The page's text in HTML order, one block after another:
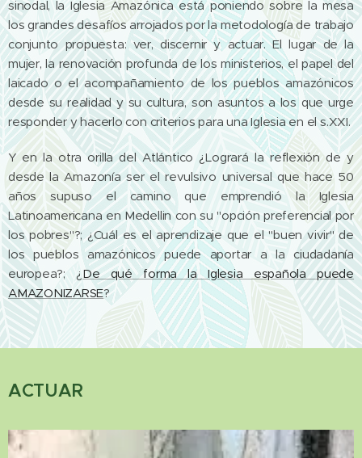
sinodal, la Iglesia Amazónica está poniendo sobre la mesa
los grandes desafíos arrojados por la metodología de trabajo
conjunto propuesta: ver, discernir y actuar. El lugar de la
mujer, la renovación profunda de los ministerios, el papel del
laicado o el acompañamiento de los pueblos amazónicos
desde su realidad y su cultura, son asuntos a los que urge
responder y hacerlo con criterios para una Iglesia en el s.XXI.
Y en la otra orilla del Atlántico ¿Logrará la reflexión de y
desde la Amazonía ser el revulsivo universal que hace 50
años supuso el camino que emprendió la Iglesia
Latinoamericana en Medellin con su "opción preferencial por
los pobres"?; ¿Cuál es el aprendizaje que el "buen vivir" de
los pueblos amazónicos puede aportar a la ciudadanía
europea?; ¿ De qué forma la Iglesia española puede
AMAZONIZARSE?
ACTUAR